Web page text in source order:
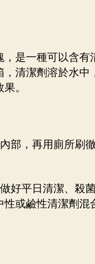
是一種可以含有
清潔劑溶於水中
。
部，再用廁所刷
好平日清潔、殺
或鹼性清潔劑混